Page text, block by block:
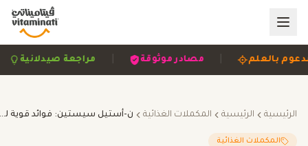
مراجعة صيدلانية | مصادر موثوقة | مدعوم بالعلم
الرئيسية الرئيسية المكملات الغذائية ن-أستيل سيستين: فوائد قوية لتنظيف الكبد
المكملات الغذائية